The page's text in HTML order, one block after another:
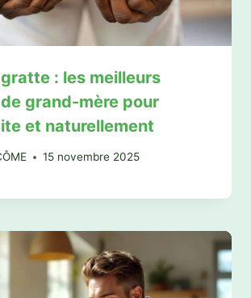
: les meilleurs
grand-mère pour
et naturellement
15 novembre 2025